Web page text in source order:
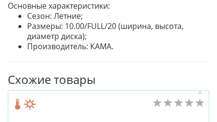
Основные характеристики:
Сезон: Летние;
Размеры: 10.00/FULL/20 (ширина, высота,
диаметр диска);
Производитель: КАМА.
Схожие товары